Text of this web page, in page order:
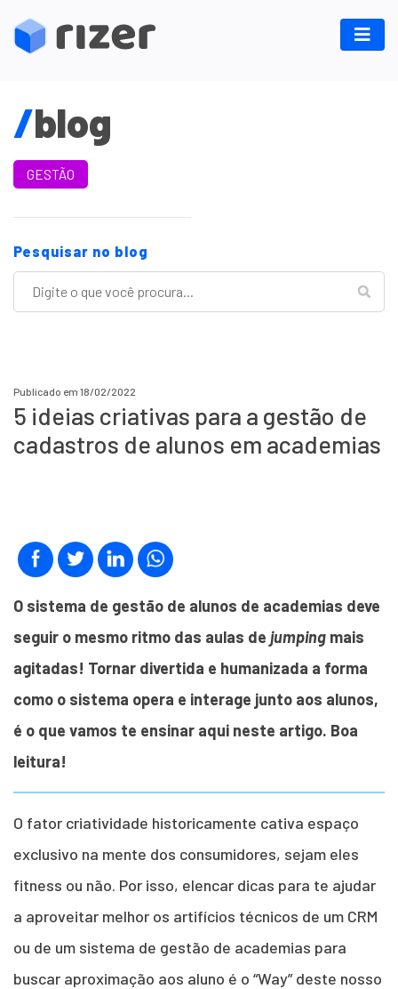
/blog
GESTÃO
Pesquisar no blog
Publicado em 18/02/2022
5 ideias criativas para a gestão de
cadastros de alunos em academias
O sistema de gestão de alunos de academias deve
seguir o mesmo ritmo das aulas de jumping mais
agitadas! Tornar divertida e humanizada a forma
como o sistema opera e interage junto aos alunos,
é o que vamos te ensinar aqui neste artigo. Boa
leitura!
O fator criatividade historicamente cativa espaço
exclusivo na mente dos consumidores, sejam eles
fitness ou não. Por isso, elencar dicas para te ajudar
a aproveitar melhor os artifícios técnicos de um CRM
ou de um sistema de gestão de academias para
buscar aproximação aos aluno é o “Way” deste nosso